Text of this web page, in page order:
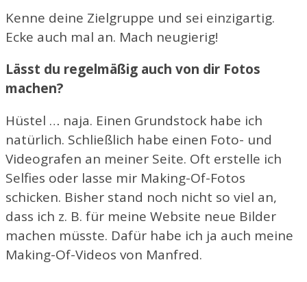
Kenne deine Zielgruppe und sei einzigartig.
Ecke auch mal an. Mach neugierig!
Lässt du regelmäßig auch von dir Fotos
machen?
Hüstel … naja. Einen Grundstock habe ich
natürlich. Schließlich habe einen Foto- und
Videografen an meiner Seite. Oft erstelle ich
Selfies oder lasse mir Making-Of-Fotos
schicken. Bisher stand noch nicht so viel an,
dass ich z. B. für meine Website neue Bilder
machen müsste. Dafür habe ich ja auch meine
Making-Of-Videos von Manfred.